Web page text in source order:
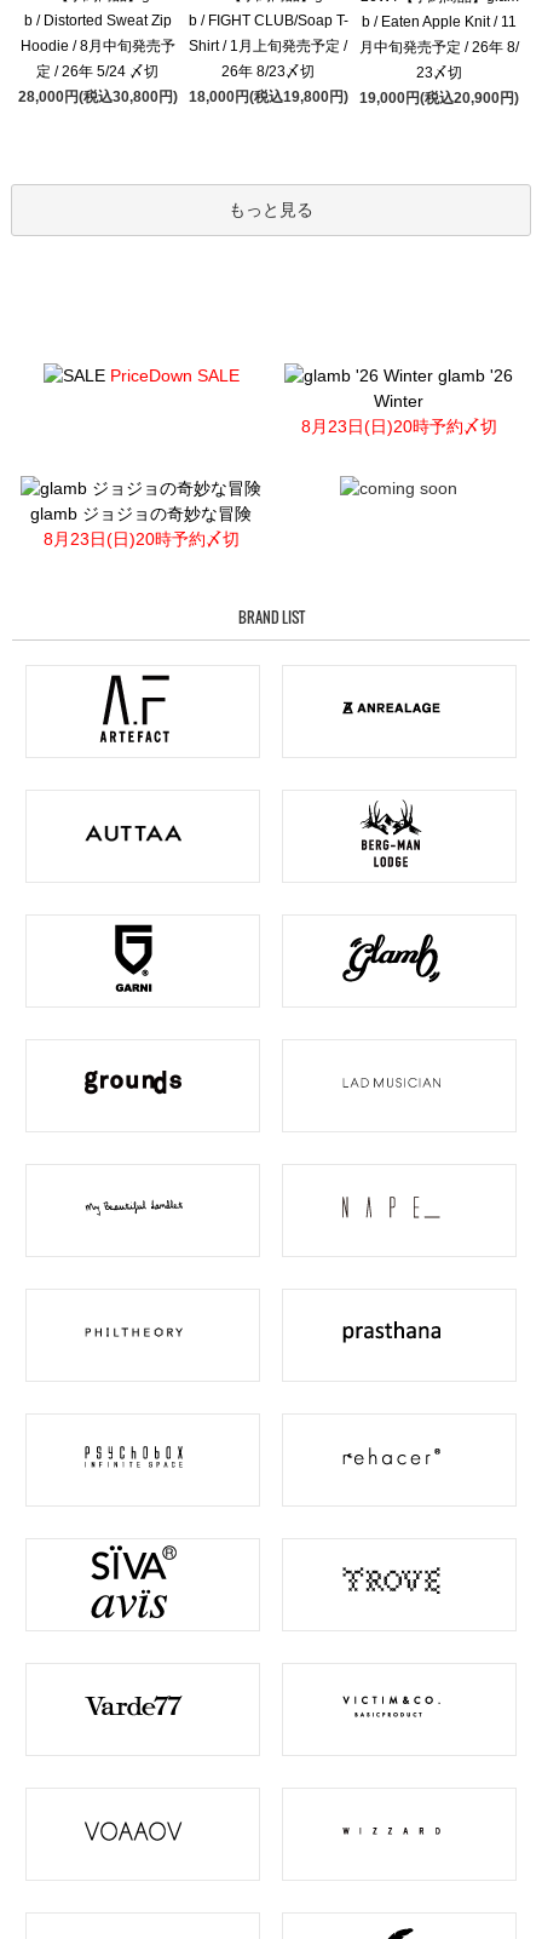
b / Distorted Sweat Zip
Hoodie / 8月中旬発売予
定 / 26年 5/24 〆切
28,000円(税込30,800円)
b / FIGHT CLUB/Soap T-
Shirt / 1月上旬発売予定 /
26年 8/23〆切
18,000円(税込19,800円)
b / Eaten Apple Knit / 11
月中旬発売予定 / 26年 8/
23〆切
19,000円(税込20,900円)
もっと見る
PriceDown SALE
glamb '26
Winter
8月23日(日)20時予約〆切
glamb ジョジョの奇妙な冒険
8月23日(日)20時予約〆切
BRAND LIST